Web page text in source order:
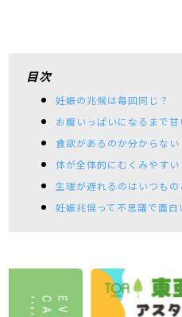
目次
妊娠の兆候は毎回同じ？
お腹いっぱいになるまで甘
食欲があるのか分からない
体が全体的にむくみやすい
生理が遅れるのはいつも
妊娠兆候って不思議で面白